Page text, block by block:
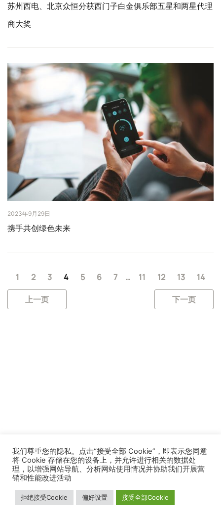
苏州西电、北京众恒分获西门子白金俱乐部五星和两星代理
商大奖
2023年9月29日
携手共创绿色未来
上一页
1 2 3 4 5 6 7 … 11 12 13 14
下一页
我们尊重您的隐私。点击“接受全部 Cookie”，即表示您同意
将 Cookie 存储在您的设备上，并允许进行相关的数据处
理，以增强网站导航、分析网站使用情况并协助我们开展营
销和性能改进活动
拒绝接受Cookie 偏好设置 接受全部Cookie